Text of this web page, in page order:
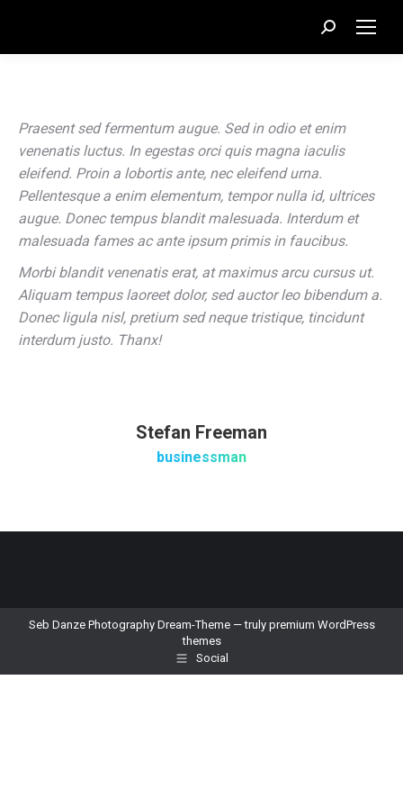
Recherche
:
Praesent sed fermentum augue. Sed in odio et enim
venenatis luctus. In egestas orci quis magna iaculis
eleifend. Proin a lobortis ante, nec eleifend urna.
Pellentesque a enim elementum, tempor nulla id, ultrices
augue. Donec tempus blandit malesuada. Interdum et
malesuada fames ac ante ipsum primis in faucibus.
Morbi blandit venenatis erat, at maximus arcu cursus ut.
Aliquam tempus laoreet dolor, sed auctor leo bibendum a.
Donec ligula nisl, pretium sed neque tristique, tincidunt
interdum justo. Thanx!
Stefan Freeman
businessman
Seb Danze Photography Dream-Theme — truly premium WordPress
themes
Social